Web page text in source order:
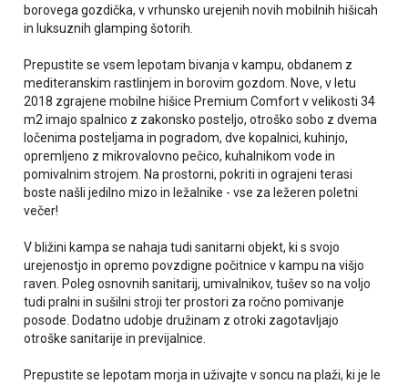
borovega gozdička, v vrhunsko urejenih novih mobilnih hišicah
in luksuznih glamping šotorih.
Prepustite se vsem lepotam bivanja v kampu, obdanem z
mediteranskim rastlinjem in borovim gozdom. Nove, v letu
2018 zgrajene mobilne hišice Premium Comfort v velikosti 34
m2 imajo spalnico z zakonsko posteljo, otroško sobo z dvema
ločenima posteljama in pogradom, dve kopalnici, kuhinjo,
opremljeno z mikrovalovno pečico, kuhalnikom vode in
pomivalnim strojem. Na prostorni, pokriti in ograjeni terasi
boste našli jedilno mizo in ležalnike - vse za ležeren poletni
večer!
V bližini kampa se nahaja tudi sanitarni objekt, ki s svojo
urejenostjo in opremo povzdigne počitnice v kampu na višjo
raven. Poleg osnovnih sanitarij, umivalnikov, tušev so na voljo
tudi pralni in sušilni stroji ter prostori za ročno pomivanje
posode. Dodatno udobje družinam z otroki zagotavljajo
otroške sanitarije in previjalnice.
Prepustite se lepotam morja in uživajte v soncu na plaži, ki je le